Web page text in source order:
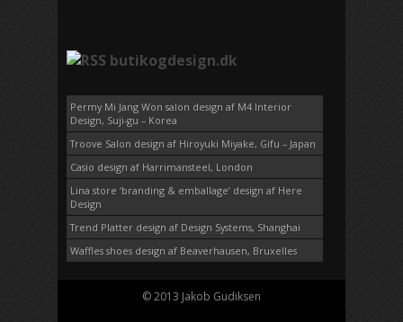
butikogdesign.dk
Permy Mi Jang Won salon design af M4 Interior
Design, Suji-gu – Korea
Troove Salon design af Hiroyuki Miyake, Gifu – Japan
Casio design af Harrimansteel, London
Lina store ‘branding & emballage’ design af Here
Design
Trend Platter design af Design Systems, Shanghai
Waffles shoes design af Beaverhausen, Bruxelles
© 2013 Jakob Gudiksen